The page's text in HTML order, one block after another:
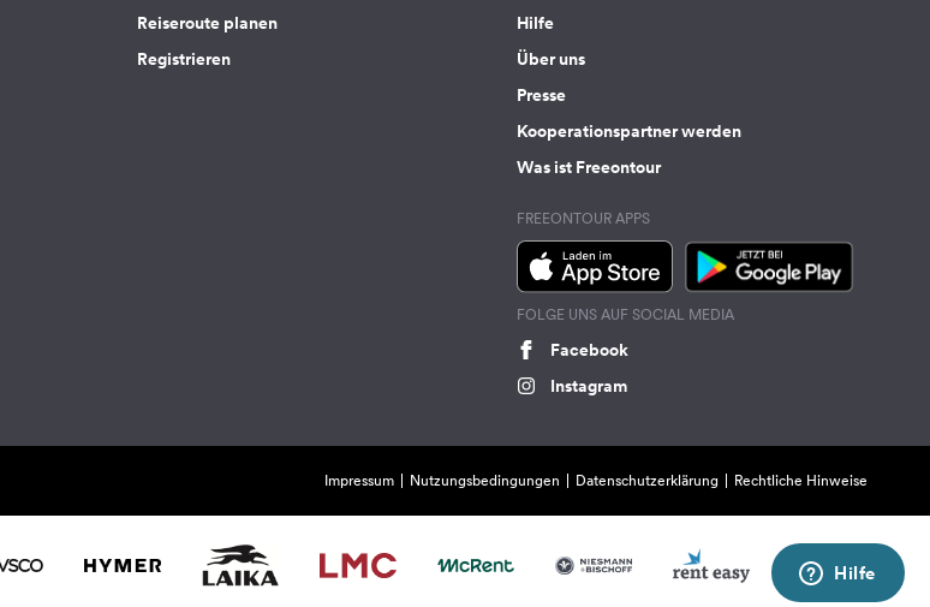
Reiseroute planen
Registrieren
Hilfe
Über uns
Presse
Kooperationspartner werden
Was ist Freeontour
FREEONTOUR APPS
FOLGE UNS AUF SOCIAL MEDIA
Facebook
Instagram
Impressum Nutzungsbedingungen Datenschutzerklärung Rechtliche Hinweise
Hilfe